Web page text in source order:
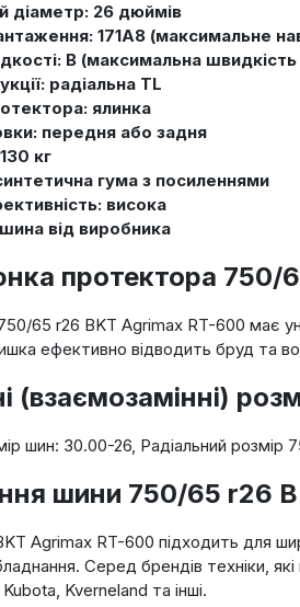
діаметр: 26 дюймів
171A8 (максимальне
B (максимальна
радіальна TL
ялинка
передня або задня
кг
гума з посиленнями
висока
від виробника
протектора 750/
65 r26 BKT Agrimax RT-600 має
ефективно відводить бруд та
(взаємозамінні)
шин: 30.00-26, Радіальний розмір
шини 750/65 r26
Agrimax RT-600 підходить для
Серед брендів техніки,
Kverneland та інші.